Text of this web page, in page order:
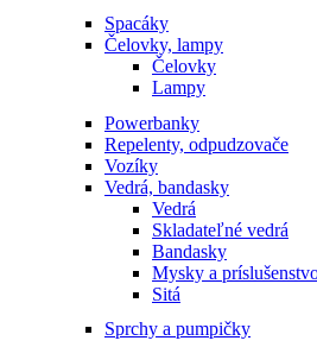
Spacáky
Čelovky, lampy
Čelovky
Lampy
Powerbanky
Repelenty, odpudzovače
Vozíky
Vedrá, bandasky
Vedrá
Skladateľné vedrá
Bandasky
Mysky a
Sitá
Sprchy a pumpičky